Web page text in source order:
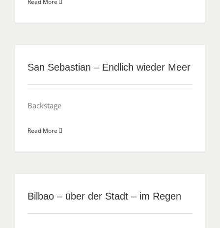
Read More
San Sebastian – Endlich wieder Meer
Backstage
Read More
Bilbao – über der Stadt – im Regen